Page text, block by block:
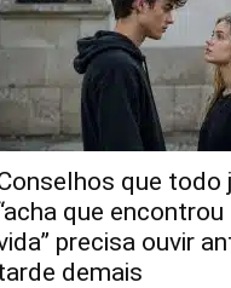
que todo
que
precisa ouvir
demais